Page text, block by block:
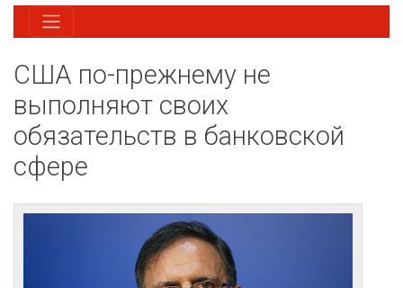
США по-прежнему не
выполняют своих
обязательств в банковской
сфере